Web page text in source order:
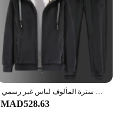
جودة الرجال الشتاء البدلة البلوز السراويل 2 قطعة مجموعة الدافئة الكشمير الصوف سترة المألوف لباس غير رسمي
MAD528.63